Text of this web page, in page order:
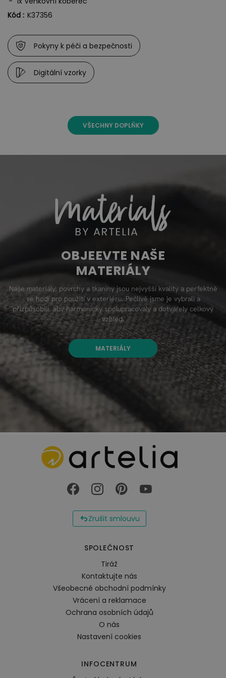
Kód : K37356
Pokyny k péči a bezpečnosti
Digitální vzorky
VŠECHNY DOPLŇKY
OBJEEVTE NAŠE
MATERIÁLY
Naše materiály, povrchy a tkaniny jsou nejvyšší kvality a perfektně
se hodí pro použití v exteriéru. Pečlivě jsme je vybrali a
přizpůsobili, aby harmonicky spolupracovaly a dotvářely celkový
vzhled.
MATERIÁLY
Zrušit smlouvu
SPOLEČNOST
Tiráž
Kontaktujte nás
Všeobecné obchodní podmínky
Vrácení a reklamace
Ochrana osobních údajů
O nás
Nastavení cookies
INFOCENTRUM